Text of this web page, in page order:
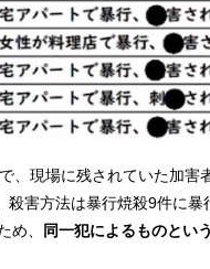
、現場に残されていた加害
殺害方法は暴行焼殺9件に暴
め、
同一犯によるものとい